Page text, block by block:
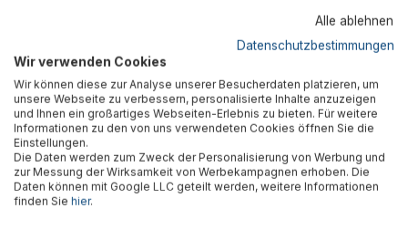
Warnhinweise
Herstellerinformation
Alle ablehnen
Datenschutzbestimmungen
Wir verwenden Cookies
Wir können diese zur Analyse unserer Besucherdaten platzieren, um
unsere Webseite zu verbessern, personalisierte Inhalte anzuzeigen
und Ihnen ein großartiges Webseiten-Erlebnis zu bieten. Für weitere
Informationen zu den von uns verwendeten Cookies öffnen Sie die
Einstellungen.
Die Daten werden zum Zweck der Personalisierung von Werbung und
zur Messung der Wirksamkeit von Werbekampagnen erhoben. Die
Daten können mit Google LLC geteilt werden, weitere Informationen
finden Sie hier.
FÜR DICH
Abonniere jetzt unseren kostenlosen
Newsletter, verpasse keine Neuigkeiten und
Aktionen mehr und sichere Dir 5 %
Willkommensrabatt auf nicht reduzierte Ware
bei Deiner ersten Bestellung !*
Email